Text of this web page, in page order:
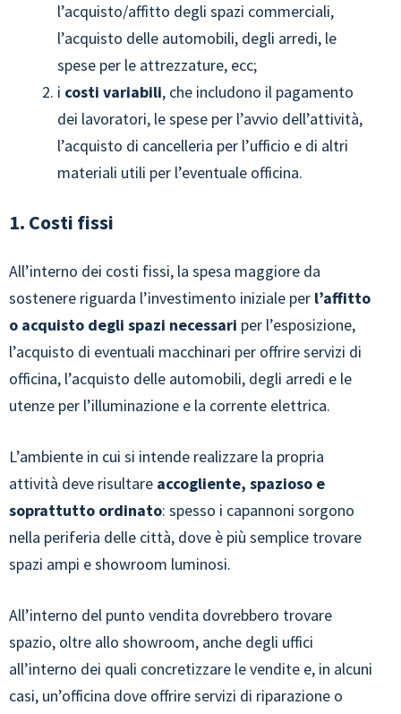
l’acquisto/affitto degli spazi commerciali,
l’acquisto delle automobili, degli arredi, le
spese per le attrezzature, ecc;
i costi variabili, che includono il pagamento
dei lavoratori, le spese per l’avvio dell’attività,
l’acquisto di cancelleria per l’ufficio e di altri
materiali utili per l’eventuale officina.
1. Costi fissi
All’interno dei costi fissi, la spesa maggiore da
sostenere riguarda l’investimento iniziale per l’affitto
o acquisto degli spazi necessari per l’esposizione,
l’acquisto di eventuali macchinari per offrire servizi di
officina, l’acquisto delle automobili, degli arredi e le
utenze per l’illuminazione e la corrente elettrica.
L’ambiente in cui si intende realizzare la propria
attività deve risultare accogliente, spazioso e
soprattutto ordinato: spesso i capannoni sorgono
nella periferia delle città, dove è più semplice trovare
spazi ampi e showroom luminosi.
All’interno del punto vendita dovrebbero trovare
spazio, oltre allo showroom, anche degli uffici
all’interno dei quali concretizzare le vendite e, in alcuni
casi, un’officina dove offrire servizi di riparazione o